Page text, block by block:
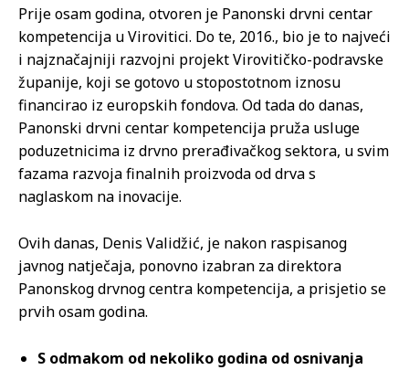
Prije osam godina, otvoren je Panonski drvni centar
kompetencija u Virovitici. Do te, 2016., bio je to najveći
i najznačajniji razvojni projekt Virovitičko-podravske
županije, koji se gotovo u stopostotnom iznosu
financirao iz europskih fondova. Od tada do danas,
Panonski drvni centar kompetencija pruža usluge
poduzetnicima iz drvno prerađivačkog sektora, u svim
fazama razvoja finalnih proizvoda od drva s
naglaskom na inovacije.
Ovih danas, Denis Validžić, je nakon raspisanog
javnog natječaja, ponovno izabran za direktora
Panonskog drvnog centra kompetencija, a prisjetio se
prvih osam godina.
S odmakom od nekoliko godina od osnivanja